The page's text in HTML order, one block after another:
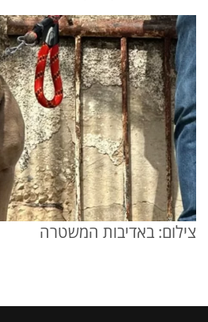
צילום: באדיבות המשטרה